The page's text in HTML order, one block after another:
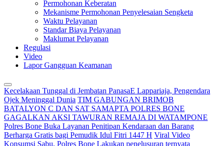
Permohonan Keberatan
Mekanisme Permohonan Penyelesaian Sengketa
Waktu Pelayanan
Standar Biaya Pelayanan
Maklumat Pelayanan
Regulasi
Video
Lapor Gangguan Keamanan
Kecelakaan Tunggal di Jembatan PanasaE Lappariaja, Pengendara
Ojek Meninggal Dunia TIM GABUNGAN BRIMOB
BATALYON C DAN SAT SAMAPTA POLRES BONE
GAGALKAN AKSI TAWURAN REMAJA DI WATAMPONE
Polres Bone Buka Layanan Penitipan Kendaraan dan Barang
Berharga Gratis bagi Pemudik Idul Fitri 1447 H Viral Video
Konsumsi Sabu, Polres Bone Lakukan penelusuran ternyata